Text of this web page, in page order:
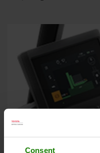
Consent